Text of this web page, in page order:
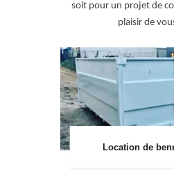
soit pour un projet de
plaisir de
Location de